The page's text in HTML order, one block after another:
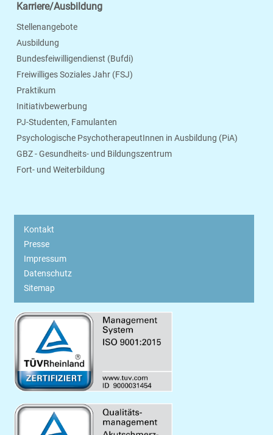
Karriere/Ausbildung
Stellenangebote
Ausbildung
Bundesfeiwilligendienst (Bufdi)
Freiwilliges Soziales Jahr (FSJ)
Praktikum
Initiativbewerbung
PJ-Studenten, Famulanten
Psychologische PsychotherapeutInnen in Ausbildung (PiA)
GBZ - Gesundheits- und Bildungszentrum
Fort- und Weiterbildung
Kontakt
Presse
Impressum
Datenschutz
Sitemap